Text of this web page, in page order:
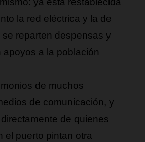
la red eléctrica y la de
reparten despensas y
apoyos a la población
de muchos
de comunicación, y
de quienes
el puerto pintan otra